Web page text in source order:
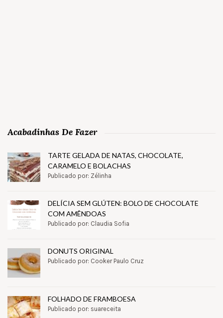
Acabadinhas De Fazer
TARTE GELADA DE NATAS, CHOCOLATE,
CARAMELO E BOLACHAS
Publicado por: Zélinha
DELÍCIA SEM GLÚTEN: BOLO DE CHOCOLATE
COM AMÊNDOAS
Publicado por: Claudia Sofia
DONUTS ORIGINAL
Publicado por: Cooker Paulo Cruz
FOLHADO DE FRAMBOESA
Publicado por: suareceita